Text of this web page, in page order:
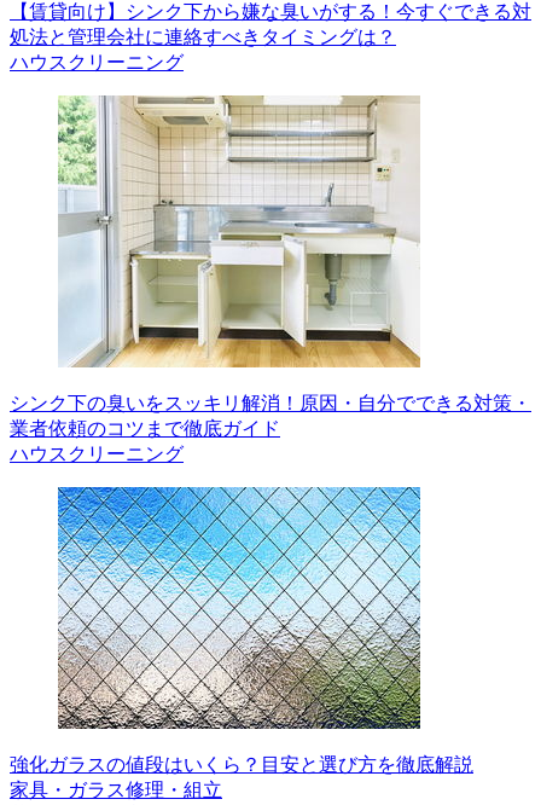
【賃貸向け】シンク下から嫌な臭いがする！今すぐできる対
処法と管理会社に連絡すべきタイミングは？
ハウスクリーニング
シンク下の臭いをスッキリ解消！原因・自分でできる対策・
業者依頼のコツまで徹底ガイド
ハウスクリーニング
強化ガラスの値段はいくら？目安と選び方を徹底解説
家具・ガラス修理・組立